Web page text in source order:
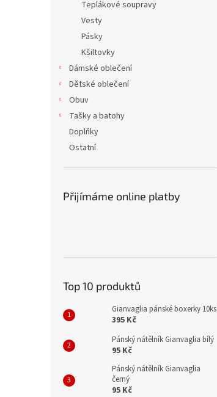
Teplákové soupravy
Vesty
Pásky
Kšiltovky
Dámské oblečení
Dětské oblečení
Obuv
Tašky a batohy
Doplňky
Ostatní
Přijímáme online platby
Top 10 produktů
Gianvaglia pánské boxerky 10ks
395 Kč
Pánský nátělník Gianvaglia bílý
95 Kč
Pánský nátělník Gianvaglia
černý
95 Kč